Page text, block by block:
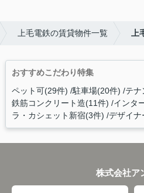
上毛電鉄の賃貸物件一覧 上
おすすめこだわり特集
ペット可(29件) 駐車場(20件) テナ
鉄筋コンクリート造(11件) インタ
ラ・カシェット新宿(3件) デザイナ
株式会社ア